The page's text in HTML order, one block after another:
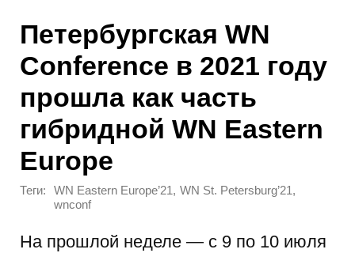
Петербургская WN
Conference в 2021 году
прошла как часть
гибридной WN Eastern
Europe
Теги: WN Eastern Europe’21, WN St. Petersburg’21,
wnconf
На прошлой неделе — с 9 по 10 июля